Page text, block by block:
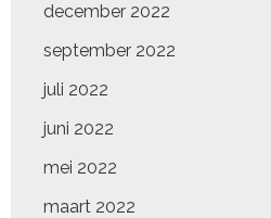
december 2022
september 2022
juli 2022
juni 2022
mei 2022
maart 2022